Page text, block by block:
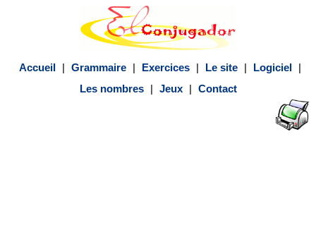
Accueil | Grammaire | Exercices | Le site | Logiciel
|
Les nombres
| Jeux | Contact